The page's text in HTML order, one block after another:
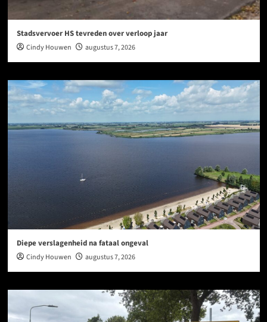
Stadsvervoer HS tevreden over verloop jaar
Cindy Houwen augustus 7, 2026
Diepe verslagenheid na fataal ongeval
Cindy Houwen augustus 7, 2026